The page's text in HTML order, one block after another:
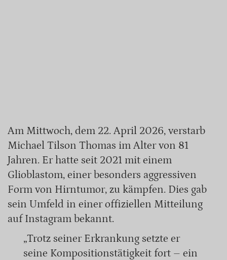
Am Mittwoch, dem 22. April 2026, verstarb
Michael Tilson Thomas im Alter von 81
Jahren. Er hatte seit 2021 mit einem
Glioblastom, einer besonders aggressiven
Form von Hirntumor, zu kämpfen. Dies gab
sein Umfeld in einer offiziellen Mitteilung
auf Instagram bekannt.
„Trotz seiner Erkrankung setzte er
seine Kompositionstätigkeit fort – ein